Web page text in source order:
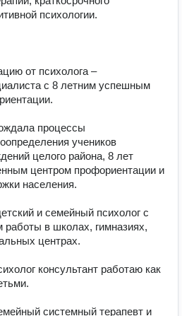
психологии.
от психолога –
с 8 летним успешным
процессы
учеников
целого района, 8 лет
центром профориентации и
населения.
и семейный психолог с
в школах, гимназиях,
центрах.
консультант работаю как
системный терапевт и